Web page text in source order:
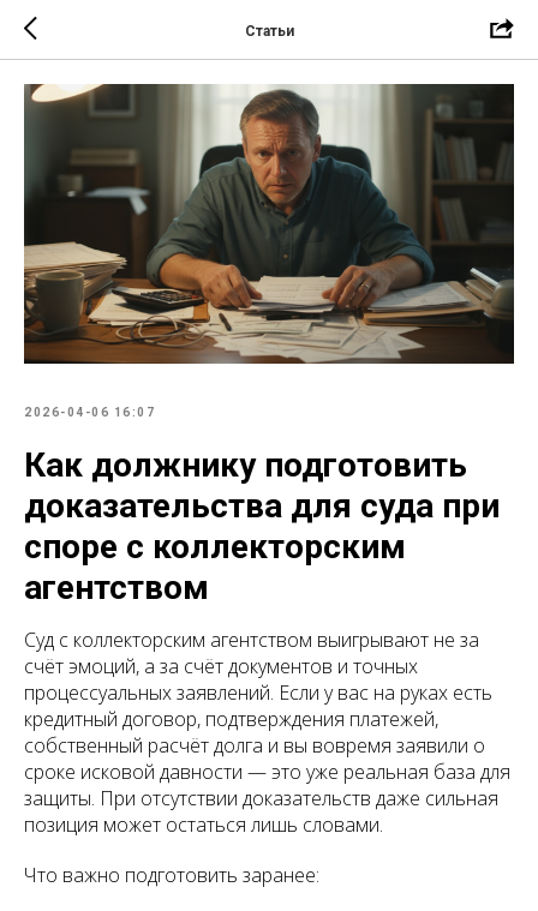
Статьи
2026-04-06 16:07
Как должнику подготовить
доказательства для суда при
споре с коллекторским
агентством
Суд с коллекторским агентством выигрывают не за
счёт эмоций, а за счёт документов и точных
процессуальных заявлений. Если у вас на руках есть
кредитный договор, подтверждения платежей,
собственный расчёт долга и вы вовремя заявили о
сроке исковой давности — это уже реальная база для
защиты. При отсутствии доказательств даже сильная
позиция может остаться лишь словами.
Что важно подготовить заранее: